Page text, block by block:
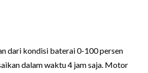
dari kondisi baterai 0-100 persen
dalam waktu 4 jam saja. Motor